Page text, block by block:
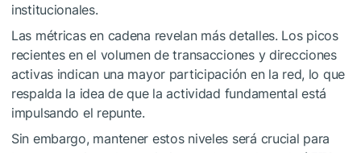
institucionales.
Las métricas en cadena revelan más detalles. Los picos
recientes en el volumen de transacciones y direcciones
activas indican una mayor participación en la red, lo que
respalda la idea de que la actividad fundamental está
impulsando el repunte.
Sin embargo, mantener estos niveles será crucial para